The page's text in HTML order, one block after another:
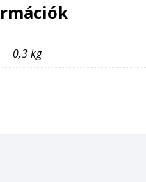
0,3 kg